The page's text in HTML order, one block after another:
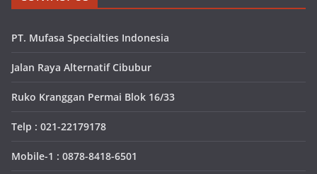
PT. Mufasa Specialties Indonesia
Jalan Raya Alternatif Cibubur
Ruko Kranggan Permai Blok 16/33
Telp : 021-22179178
Mobile-1 : 0878-8418-6501